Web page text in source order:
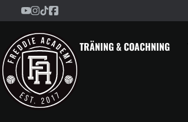
Freddie Academy på YouTube
Freddie Academy på Instagram
Freddie Academy på TikTok
Freddie Academy på Facebook
TRÄNING & COACHNING